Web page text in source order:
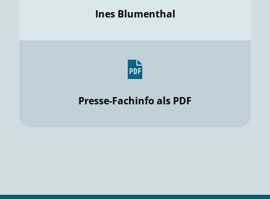
Ines Blumenthal
Presse-Fachinfo als PDF